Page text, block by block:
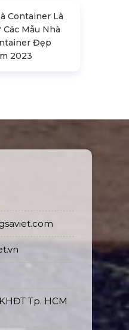
Container Là
Các Mẫu Nhà
Đẹp
2023
Tp. HCM